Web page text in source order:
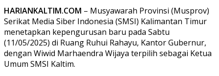
HARIANKALTIM.COM – Musyawarah Provinsi (Musprov)
Serikat Media Siber Indonesia (SMSI) Kalimantan Timur
menetapkan kepengurusan baru pada Sabtu
(11/05/2025) di Ruang Ruhui Rahayu, Kantor Gubernur,
dengan Wiwid Marhaendra Wijaya terpilih sebagai Ketua
Umum SMSI Kaltim.